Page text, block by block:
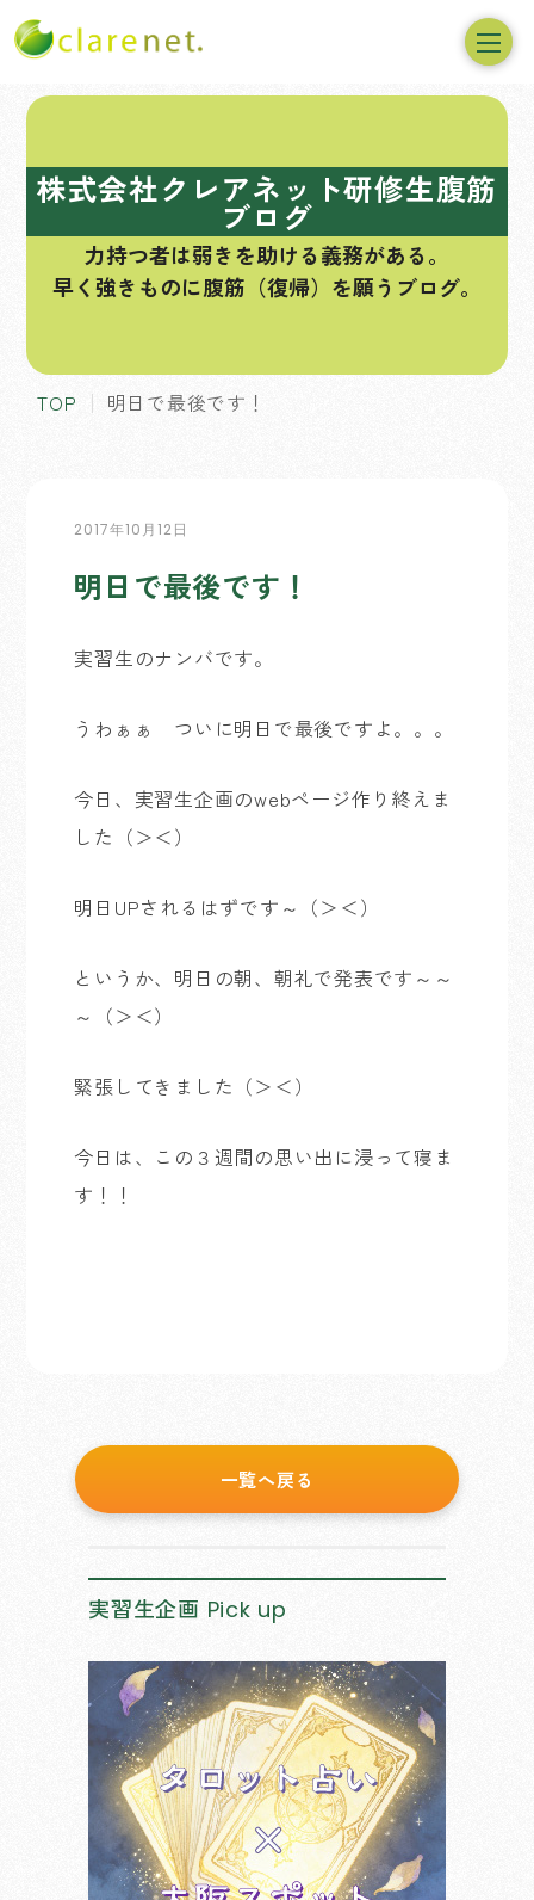
株式会社クレアネット研修生腹筋
ブログ
力持つ者は弱きを助ける義務がある。
早く強きものに腹筋（復帰）を願うブログ。
TOP 明日で最後です！
2017年10月12日
明日で最後です！
実習生のナンバです。
うわぁぁ ついに明日で最後ですよ。。。
今日、実習生企画のwebページ作り終えま
した（＞＜）
明日UPされるはずです～（＞＜）
というか、明日の朝、朝礼で発表です～～
～（＞＜）
緊張してきました（＞＜）
今日は、この３週間の思い出に浸って寝ま
す！！
一覧へ戻る
実習生企画 Pick up